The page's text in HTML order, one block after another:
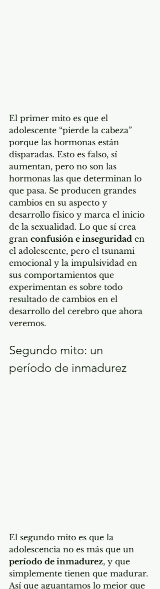
El primer mito es que el
adolescente “pierde la cabeza”
porque las hormonas están
disparadas. Esto es falso, sí
aumentan, pero no son las
hormonas las que determinan lo
que pasa. Se producen grandes
cambios en su aspecto y
desarrollo físico y marca el inicio
de la sexualidad. Lo que sí crea
gran confusión e inseguridad en
el adolescente, pero el tsunami
emocional y la impulsividad en
sus comportamientos que
experimentan es sobre todo
resultado de cambios en el
desarrollo del cerebro que ahora
veremos.
Segundo mito: un
período de inmadurez
El segundo mito es que la
adolescencia no es más que un
período de inmadurez, y que
simplemente tienen que madurar.
Así que aguantamos lo mejor que